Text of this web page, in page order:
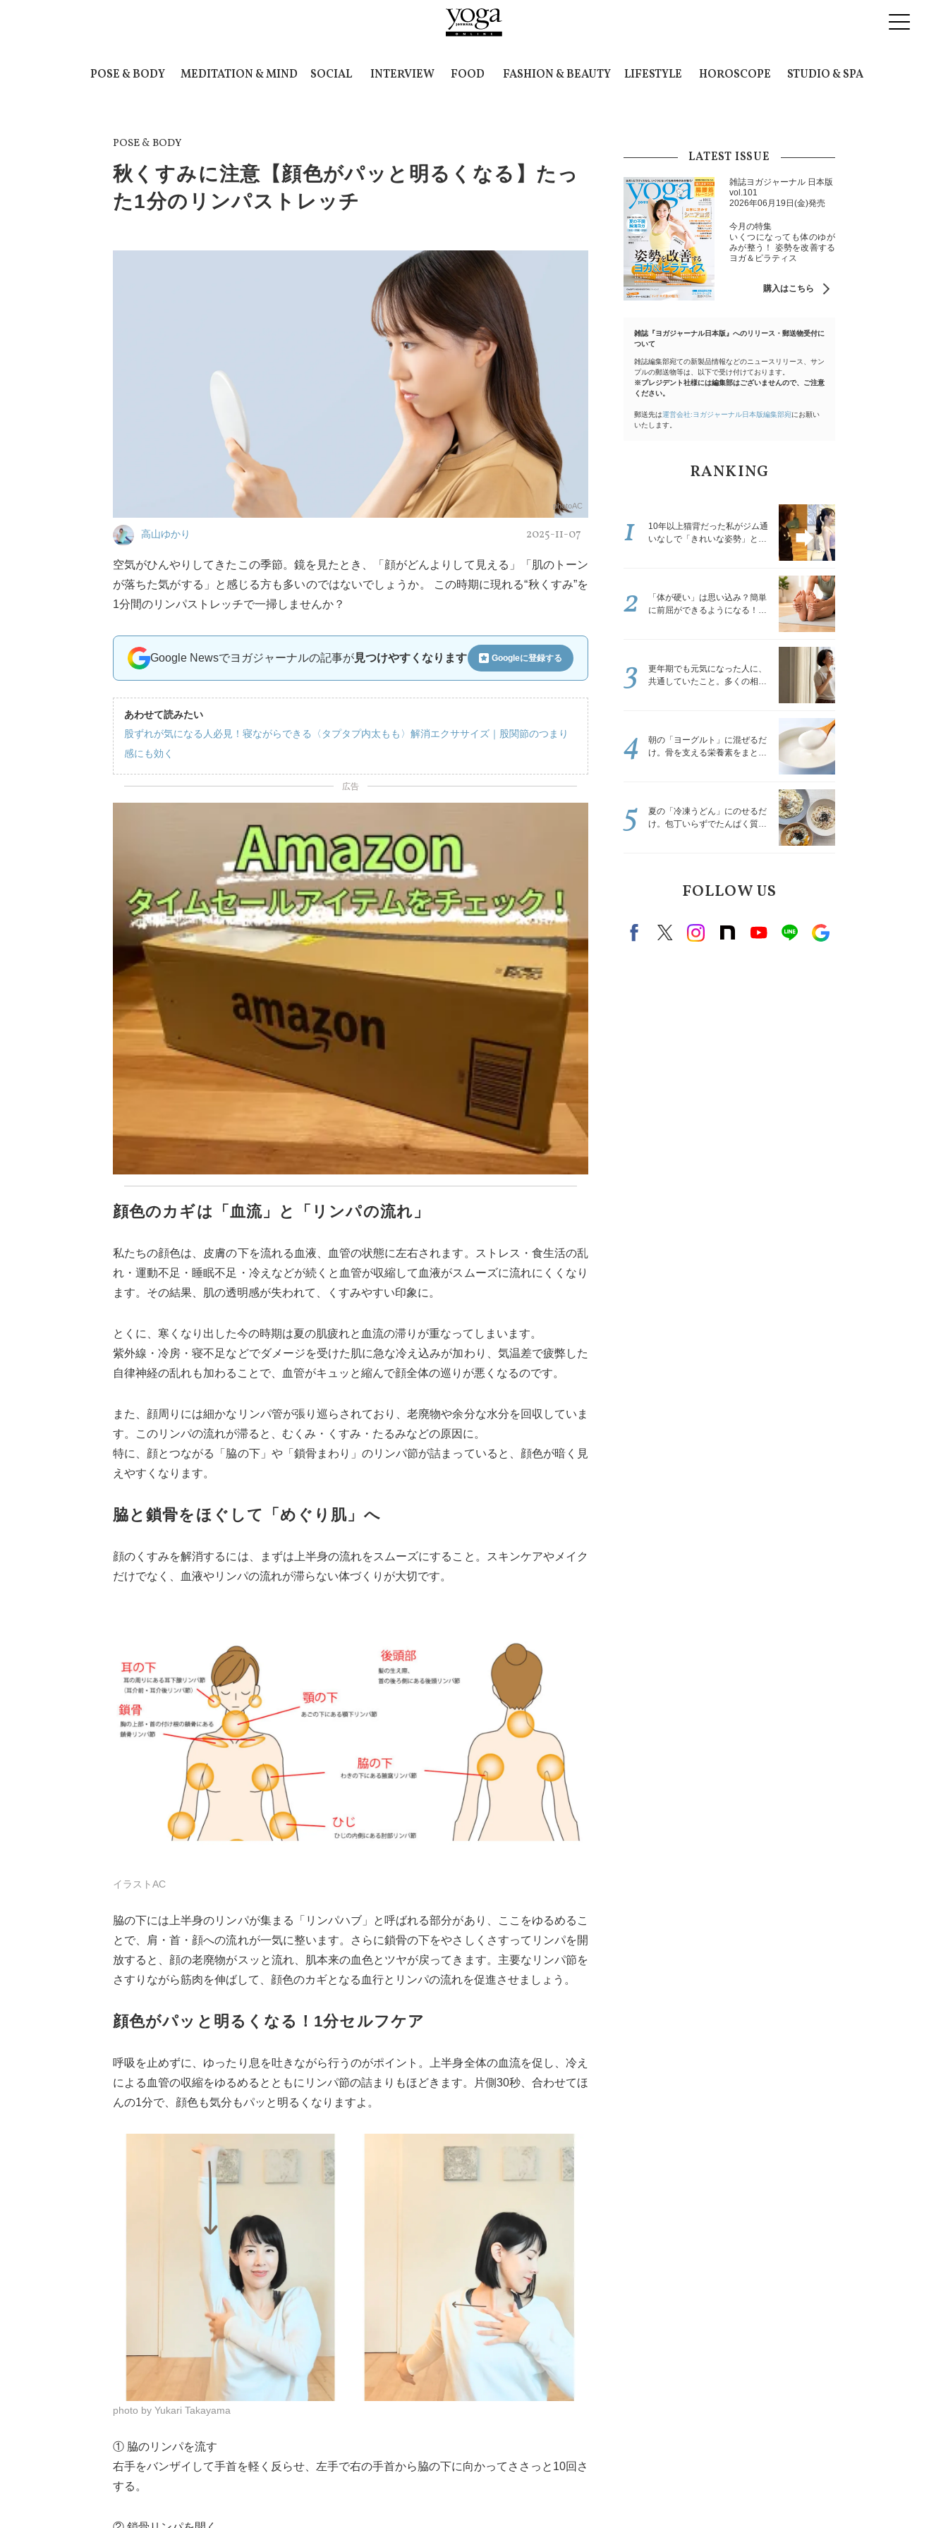
POSE & BODY MEDITATION & MIND SOCIAL INTERVIEW FOOD FASHION & BEAUTY LIFESTYLE HOROSCOPE STUDIO & SPA
POSE & BODY
秋くすみに注意【顔色がパッと明るくなる】たっ
た1分のリンパストレッチ
photoAC
高山ゆかり 2025-11-07
空気がひんやりしてきたこの季節。鏡を見たとき、「顔がどんよりして見える」「肌のトーン
が落ちた気がする」と感じる方も多いのではないでしょうか。 この時期に現れる“秋くすみ”を
1分間のリンパストレッチで一掃しませんか？
Google Newsでヨガジャーナルの記事が見つけやすくなります Googleに登録する
あわせて読みたい
股ずれが気になる人必見！寝ながらできる〈タプタプ内太もも〉解消エクササイズ｜股関節のつまり
感にも効く
広告
顔色のカギは「血流」と「リンパの流れ」
私たちの顔色は、皮膚の下を流れる血液、血管の状態に左右されます。ストレス・食生活の乱
れ・運動不足・睡眠不足・冷えなどが続くと血管が収縮して血液がスムーズに流れにくくなり
ます。その結果、肌の透明感が失われて、くすみやすい印象に。
とくに、寒くなり出した今の時期は夏の肌疲れと血流の滞りが重なってしまいます。
紫外線・冷房・寝不足などでダメージを受けた肌に急な冷え込みが加わり、気温差で疲弊した
自律神経の乱れも加わることで、血管がキュッと縮んで顔全体の巡りが悪くなるのです。
また、顔周りには細かなリンパ管が張り巡らされており、老廃物や余分な水分を回収していま
す。このリンパの流れが滞ると、むくみ・くすみ・たるみなどの原因に。
特に、顔とつながる「脇の下」や「鎖骨まわり」のリンパ節が詰まっていると、顔色が暗く見
えやすくなります。
脇と鎖骨をほぐして「めぐり肌」へ
顔のくすみを解消するには、まずは上半身の流れをスムーズにすること。スキンケアやメイク
だけでなく、血液やリンパの流れが滞らない体づくりが大切です。
イラストAC
脇の下には上半身のリンパが集まる「リンパハブ」と呼ばれる部分があり、ここをゆるめるこ
とで、肩・首・顔への流れが一気に整います。さらに鎖骨の下をやさしくさすってリンパを開
放すると、顔の老廃物がスッと流れ、肌本来の血色とツヤが戻ってきます。主要なリンパ節を
さすりながら筋肉を伸ばして、顔色のカギとなる血行とリンパの流れを促進させましょう。
顔色がパッと明るくなる！1分セルフケア
呼吸を止めずに、ゆったり息を吐きながら行うのがポイント。上半身全体の血流を促し、冷え
による血管の収縮をゆるめるとともにリンパ節の詰まりもほどきます。片側30秒、合わせてほ
んの1分で、顔色も気分もパッと明るくなりますよ。
photo by Yukari Takayama
① 脇のリンパを流す
右手をバンザイして手首を軽く反らせ、左手で右の手首から脇の下に向かってささっと10回さ
する。
LATEST ISSUE
雑誌ヨガジャーナル 日本版
vol.101
2026年06月19日(金)発売
今月の特集
いくつになっても体のゆが
みが整う！ 姿勢を改善する
ヨガ＆ピラティス
購入はこちら
雑誌『ヨガジャーナル日本版』へのリリース・郵送物受付に
ついて
雑誌編集部宛ての新製品情報などのニュースリリース、サン
プルの郵送物等は、以下で受け付けております。
※プレジデント社様には編集部はございませんので、ご注意
ください。
郵送先は運営会社:ヨガジャーナル日本版編集部宛にお願い
いたします。
RANKING
10年以上猫背だった私がジム通
いなしで「きれいな姿勢」と褒
1
「体が硬い」は思い込み？簡単
に前屈ができるようになる！腿
2
更年期でも元気になった人に、
共通していたこと。多くの相談
3
朝の「ヨーグルト」に混ぜるだ
け。骨を支える栄養素をまとめ
4
夏の「冷凍うどん」にのせるだ
け。包丁いらずでたんぱく質を
5
FOLLOW US
FacebookX（旧twitter）
instagram
note Youtubeline